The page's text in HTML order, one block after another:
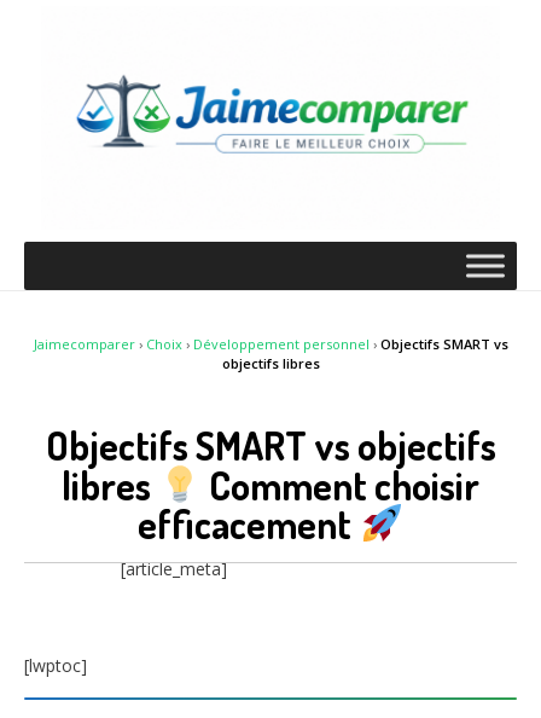
Jaimecomparer› Choix› Développement personnel › Objectifs SMART vs
objectifs libres
Objectifs SMART vs objectifs
libres
Comment choisir
efficacement
[article_meta]
[lwptoc]